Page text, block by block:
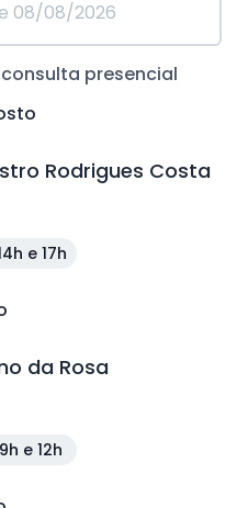
presencial
Rodrigues Costa
e 17h
da Rosa
e 12h